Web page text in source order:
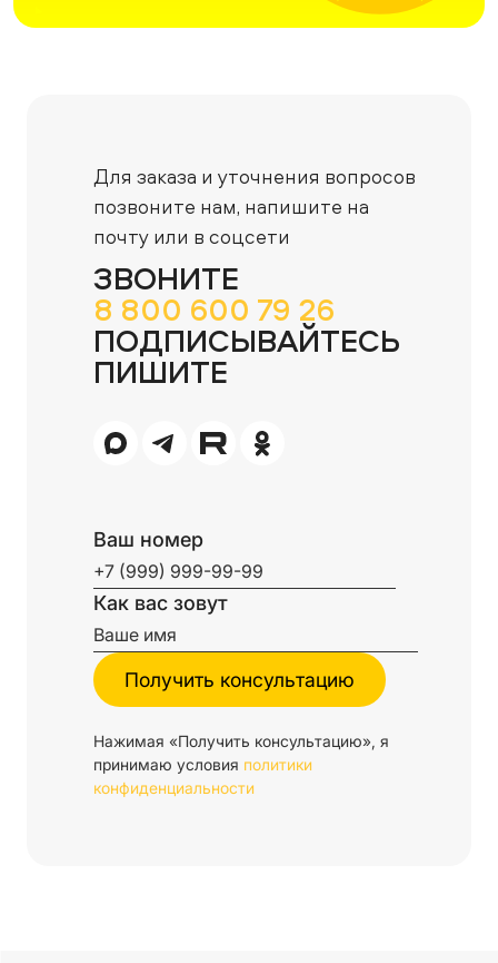
Для заказа и уточнения вопросов
позвоните нам, напишите на
почту или в соцсети
ЗВОНИТЕ
8 800 600 79 26
ПОДПИСЫВАЙТЕСЬ
ПИШИТЕ
Ваш номер
Как вас зовут
Нажимая «Получить консультацию», я
принимаю условия политики
конфиденциальности